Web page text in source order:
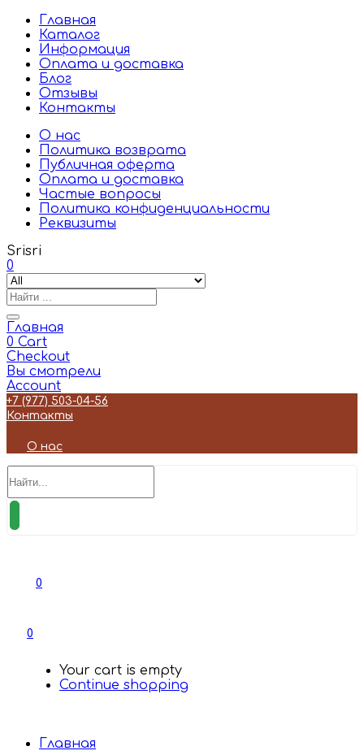
Главная
Каталог
Информация
Оплата и доставка
Блог
Отзывы
Контакты
О нас
Политика возврата
Публичная оферта
Оплата и доставка
Частые вопросы
Политика конфиденциальности
Реквизиты
Srisri
0
Главная
0 Cart
Checkout
Вы смотрели
Account
+7 (977) 503-04-56
Контакты
О нас
0
0
Your cart is empty
Continue shopping
Главная